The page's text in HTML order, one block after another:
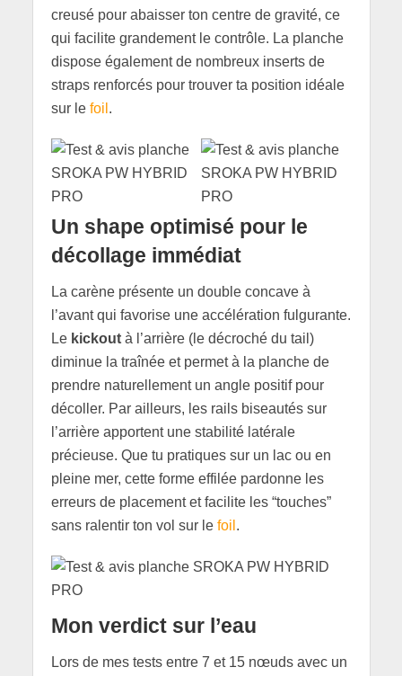
creusé pour abaisser ton centre de gravité, ce
qui facilite grandement le contrôle. La planche
dispose également de nombreux inserts de
straps renforcés pour trouver ta position idéale
sur le foil .
Un shape optimisé pour le
décollage immédiat
La carène présente un double concave à
l’avant qui favorise une accélération fulgurante.
Le kickoutà l’arrière (le décroché du tail)
diminue la traînée et permet à la planche de
prendre naturellement un angle positif pour
décoller. Par ailleurs, les rails biseautés sur
l’arrière apportent une stabilité latérale
précieuse. Que tu pratiques sur un lac ou en
pleine mer, cette forme effilée pardonne les
erreurs de placement et facilite les “touches”
sans ralentir ton vol sur le foil .
Mon verdict sur l’eau
Lors de mes tests entre 7 et 15 nœuds avec un